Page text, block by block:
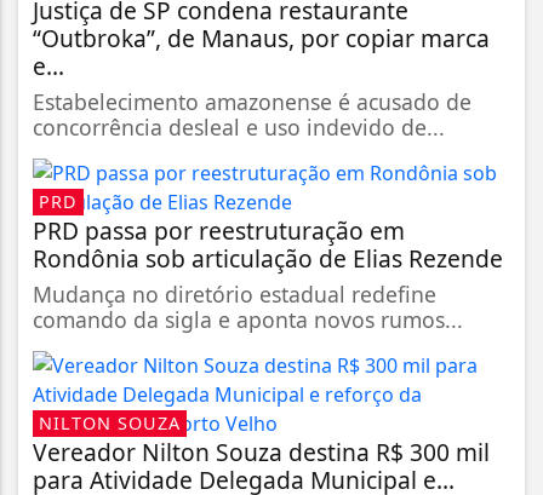
Justiça de SP condena restaurante
“Outbroka”, de Manaus, por copiar marca
e...
Estabelecimento amazonense é acusado de
concorrência desleal e uso indevido de...
PRD
PRD passa por reestruturação em
Rondônia sob articulação de Elias Rezende
Mudança no diretório estadual redefine
comando da sigla e aponta novos rumos...
NILTON SOUZA
Vereador Nilton Souza destina R$ 300 mil
para Atividade Delegada Municipal e...